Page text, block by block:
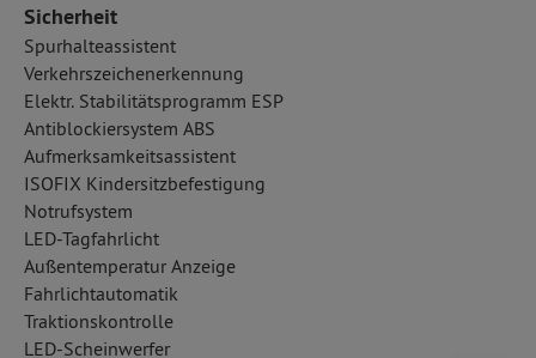
Sicherheit
Spurhalteassistent
Verkehrszeichenerkennung
Elektr. Stabilitätsprogramm ESP
Antiblockiersystem ABS
Aufmerksamkeitsassistent
ISOFIX Kindersitzbefestigung
Notrufsystem
LED-Tagfahrlicht
Außentemperatur Anzeige
Fahrlichtautomatik
Traktionskontrolle
LED-Scheinwerfer